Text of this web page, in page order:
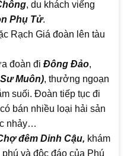
, du khách viếng
Phụ Tử.
Rạch Giá đoàn lên tàu
đoàn đi Đông Đảo,
Muôn), thưởng ngoạn
suối. Đoàn tiếp tục đi
bán nhiều loại hải sản
nhảy…
đêm Dinh Cậu, khám
và độc đáo của Phú